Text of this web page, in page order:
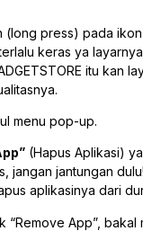
(long press) pada
keras ya
itu kan
menu pop-up.
(Hapus Aplikasi)
jangan jantungan
aplikasinya dari
“Remove App”,